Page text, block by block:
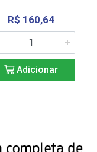
R$ 160,64
Adicionar